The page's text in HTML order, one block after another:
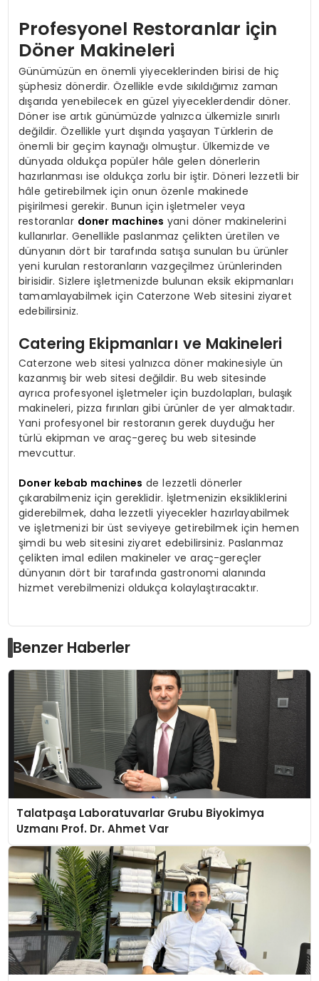
Profesyonel Restoranlar için
Döner Makineleri
Günümüzün en önemli yiyeceklerinden birisi de hiç
şüphesiz dönerdir. Özellikle evde sıkıldığımız zaman
dışarıda yenebilecek en güzel yiyeceklerdendir döner.
Döner ise artık günümüzde yalnızca ülkemizle sınırlı
değildir. Özellikle yurt dışında yaşayan Türklerin de
önemli bir geçim kaynağı olmuştur. Ülkemizde ve
dünyada oldukça popüler hâle gelen dönerlerin
hazırlanması ise oldukça zorlu bir iştir. Döneri lezzetli bir
hâle getirebilmek için onun özenle makinede
pişirilmesi gerekir. Bunun için işletmeler veya
restoranlar doner machines yani döner makinelerini
kullanırlar. Genellikle paslanmaz çelikten üretilen ve
dünyanın dört bir tarafında satışa sunulan bu ürünler
yeni kurulan restoranların vazgeçilmez ürünlerinden
birisidir. Sizlere işletmenizde bulunan eksik ekipmanları
tamamlayabilmek için Caterzone Web sitesini ziyaret
edebilirsiniz.
Catering Ekipmanları ve Makineleri
Caterzone web sitesi yalnızca döner makinesiyle ün
kazanmış bir web sitesi değildir. Bu web sitesinde
ayrıca profesyonel işletmeler için buzdolapları, bulaşık
makineleri, pizza fırınları gibi ürünler de yer almaktadır.
Yani profesyonel bir restoranın gerek duyduğu her
türlü ekipman ve araç-gereç bu web sitesinde
mevcuttur.
Doner kebab machines de lezzetli dönerler
çıkarabilmeniz için gereklidir. İşletmenizin eksikliklerini
giderebilmek, daha lezzetli yiyecekler hazırlayabilmek
ve işletmenizi bir üst seviyeye getirebilmek için hemen
şimdi bu web sitesini ziyaret edebilirsiniz. Paslanmaz
çelikten imal edilen makineler ve araç-gereçler
dünyanın dört bir tarafında gastronomi alanında
hizmet verebilmenizi oldukça kolaylaştıracaktır.
Benzer Haberler
Talatpaşa Laboratuvarlar Grubu Biyokimya
Uzmanı Prof. Dr. Ahmet Var